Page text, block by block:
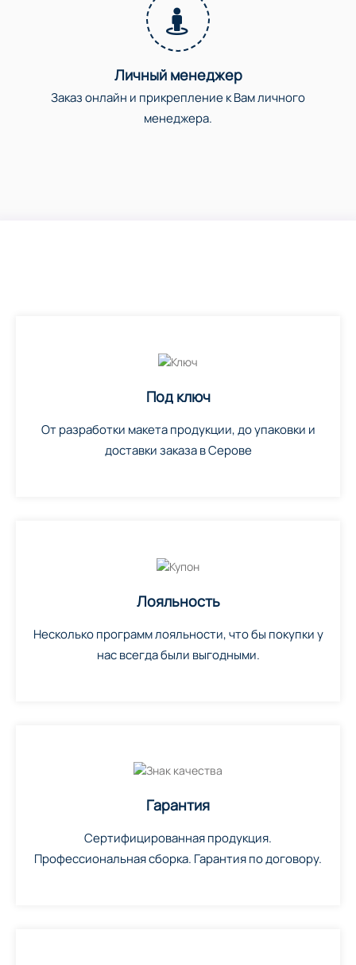
Личный менеджер
Заказ онлайн и прикрепление к Вам личного
менеджера.
Под ключ
От разработки макета продукции, до упаковки и
доставки заказа в Серове
Лояльность
Несколько программ лояльности, что бы покупки у
нас всегда были выгодными.
Гарантия
Сертифицированная продукция.
Профессиональная сборка. Гарантия по договору.